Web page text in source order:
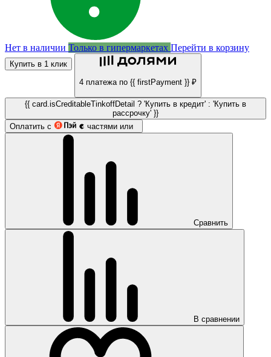
Нет в наличии Только в гипермаркетах Перейти в корзину
Купить в 1 клик
4 платежа по {{ firstPayment }} ₽
{{ card.isCreditableTinkoffDetail ? 'Купить в кредит' : 'Купить в
рассрочку' }}
Оплатить с
частями или
Сравнить
В сравнении